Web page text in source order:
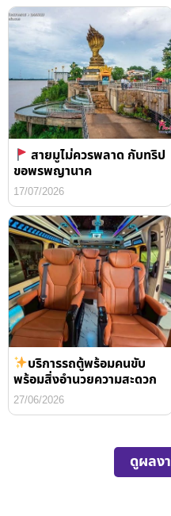
สายมูไม่ควรพลาด กับทริป
ขอพรพญานาค
17/07/2026
บริการรถตู้พร้อมคนขับ
พร้อมสิ่งอำนวยความสะดวก
27/06/2026
ดูผลง